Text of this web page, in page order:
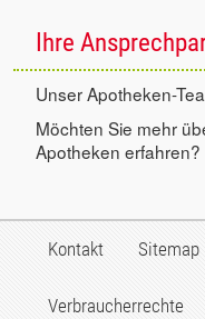
Ihre
Unser Apotheken-
Möchten Sie mehr
Apotheken erfahren?
Kontakt Sitemap
Verbraucherrechte